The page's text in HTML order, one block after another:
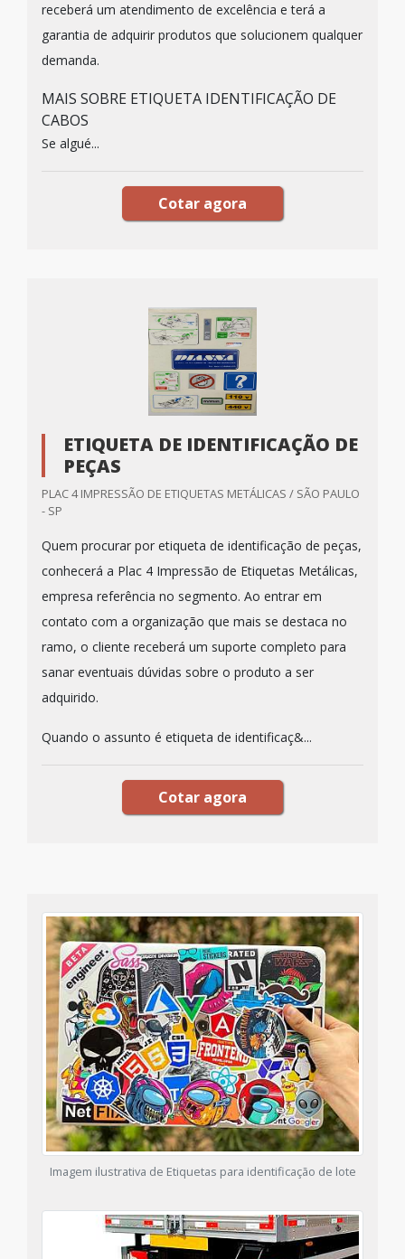
receberá um atendimento de excelência e terá a
garantia de adquirir produtos que solucionem qualquer
demanda.
MAIS SOBRE ETIQUETA IDENTIFICAÇÃO DE
CABOS
Se algué...
Cotar agora
ETIQUETA DE IDENTIFICAÇÃO DE
PEÇAS
PLAC 4 IMPRESSÃO DE ETIQUETAS METÁLICAS / SÃO PAULO
- SP
Quem procurar por etiqueta de identificação de peças,
conhecerá a Plac 4 Impressão de Etiquetas Metálicas,
empresa referência no segmento. Ao entrar em
contato com a organização que mais se destaca no
ramo, o cliente receberá um suporte completo para
sanar eventuais dúvidas sobre o produto a ser
adquirido.
Quando o assunto é etiqueta de identificaç&...
Cotar agora
Imagem ilustrativa de Etiquetas para identificação de lote